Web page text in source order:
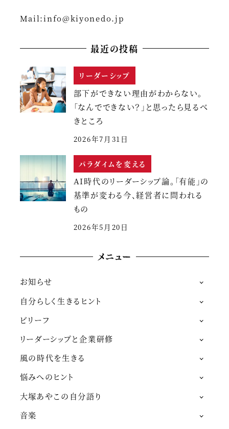
Mail:info@kiyonedo.jp
最近の投稿
リーダーシップ
部下ができない理由がわからない。
「なんでできない？」と思ったら見るべ
きところ
2026年7月31日
パラダイムを変える
AI時代のリーダーシップ論。「有能」の
基準が変わる今、経営者に問われる
もの
2026年5月20日
メニュー
お知らせ
自分らしく生きるヒント
ビリーフ
リーダーシップと企業研修
風の時代を生きる
悩みへのヒント
大塚あやこの自分語り
音楽